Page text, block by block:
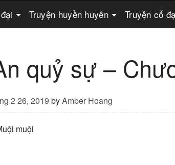
Truyện huyền huyễn Truyện cổ
quỷ sự –
2 26, 2019 byAmber Hoang
muội